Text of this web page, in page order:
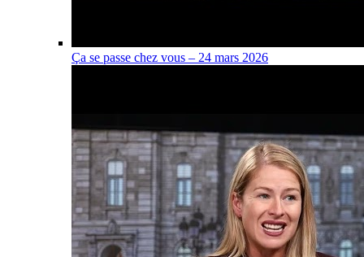
Ça se passe chez vous – 24 mars 2026